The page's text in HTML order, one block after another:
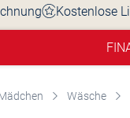
Kostenlose
Wäsche